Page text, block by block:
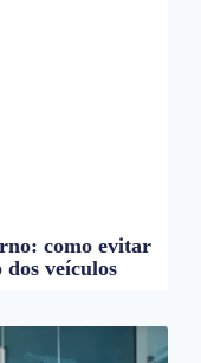
como evitar
dos veículos